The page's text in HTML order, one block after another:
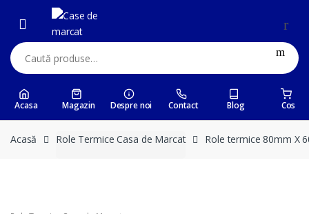
navigation
content
Caută:
Acasa Magazin Despre noi Contact Blog Cos
Acasă Role Termice Casa de Marcat Role termice 80mm X